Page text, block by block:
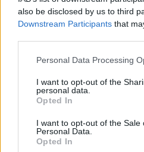
also be disclosed by us to third
Downstream Participants that
Please note that this website/
not limited to your visit or usage
grant or deny consent to Google
use your data for below
consent section.
Personal Data Processing
I want to opt-out of the
personal data.
Opted In
I want to opt-out of the Sale
Personal Data.
Opted In